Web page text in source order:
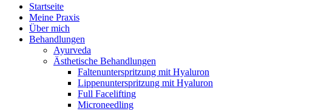
Startseite
Meine Praxis
Über mich
Behandlungen
Ayurveda
Ästhetische Behandlungen
Faltenunterspritzung mit Hyaluron
Lippenunterspritzung mit Hyaluron
Full Facelifting
Microneedling